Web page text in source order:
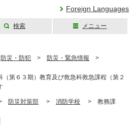
Foreign Languages
検索 メニュー
防災・防犯 > 防災・緊急情報 >
第６３期）教育及び救急科救急課程（第２
防災対策部 > 消防学校 > 教務課